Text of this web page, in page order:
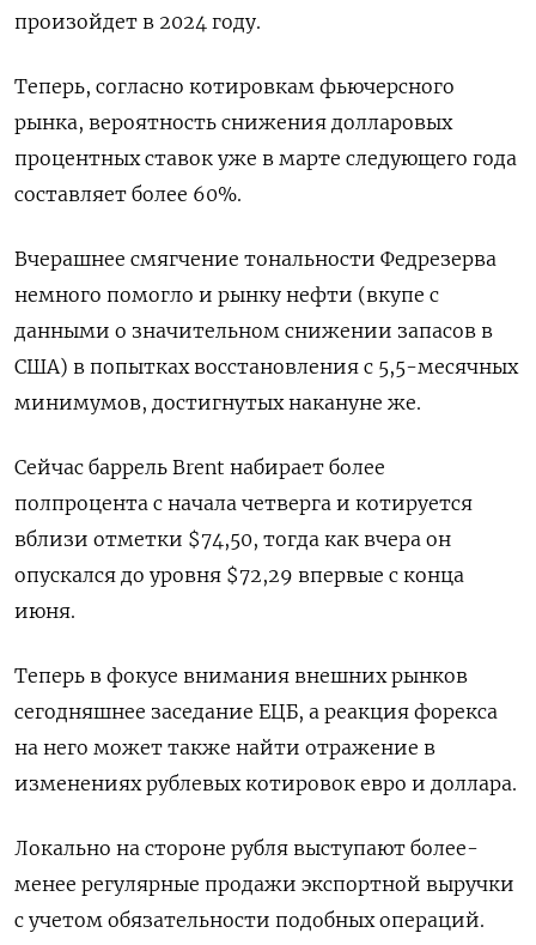
произойдет в 2024 году.
Теперь, согласно котировкам фьючерсного
рынка, вероятность снижения долларовых
процентных ставок уже в марте следующего года
составляет более 60%.
Вчерашнее смягчение тональности Федрезерва
немного помогло и рынку нефти (вкупе с
данными о значительном снижении запасов в
США) в попытках восстановления с 5,5-месячных
минимумов, достигнутых накануне же.
Сейчас баррель Brent набирает более
полпроцента с начала четверга и котируется
вблизи отметки $74,50, тогда как вчера он
опускался до уровня $72,29 впервые с конца
июня.
Теперь в фокусе внимания внешних рынков
сегодняшнее заседание ЕЦБ, а реакция форекса
на него может также найти отражение в
изменениях рублевых котировок евро и доллара.
Локально на стороне рубля выступают более-
менее регулярные продажи экспортной выручки
с учетом обязательности подобных операций.